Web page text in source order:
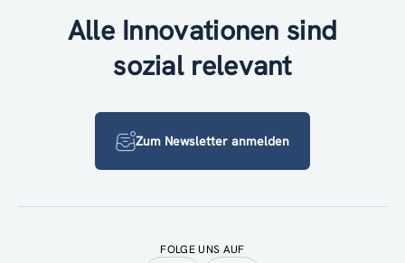
Alle Innovationen sind
sozial relevant
Zum Newsletter anmelden
FOLGE UNS AUF